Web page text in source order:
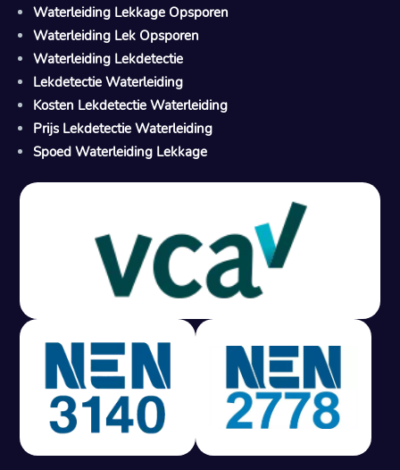
M
Gratis offerte in 24 uur
Geen lekkage? Geen betaling.
Vast tarief van € 395,- exc btw.
Rapport binnen 3 werkdagen.
100% RIsicovrij.
Vaak vergoed door verzekeraar.
Waterleiding Lekkage Opsporen
Waterleiding Lek Opsporen
Waterleiding Lekdetectie
Lekdetectie Waterleiding
Kosten Lekdetectie Waterleiding
Prijs Lekdetectie Waterleiding
Spoed Waterleiding Lekkage